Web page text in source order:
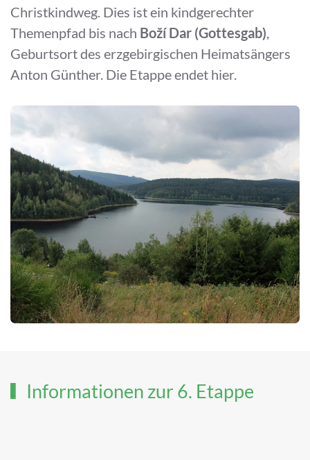
Christkindweg. Dies ist ein kindgerechter
Themenpfad bis nach Boží Dar (Gottesgab),
Geburtsort des erzgebirgischen Heimatsängers
Anton Günther. Die Etappe endet hier.
Informationen zur 6. Etappe